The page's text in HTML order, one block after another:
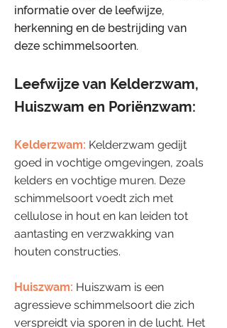
informatie over de leefwijze,
herkenning en de bestrijding van
deze schimmelsoorten.
​Leefwijze van Kelderzwam,
Huiszwam en Poriënzwam:
Kelderzwam: Kelderzwam gedijt
goed in vochtige omgevingen, zoals
kelders en vochtige muren. Deze
schimmelsoort voedt zich met
cellulose in hout en kan leiden tot
aantasting en verzwakking van
houten constructies.
Huiszwam: Huiszwam is een
agressieve schimmelsoort die zich
verspreidt via sporen in de lucht. Het